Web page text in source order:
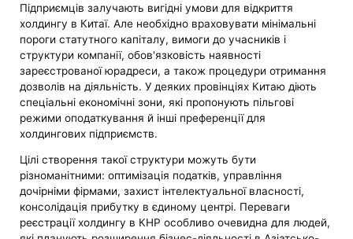
Підприємців залучають вигідні умови для відкриття
холдингу в Китаї. Але необхідно враховувати мінімальні
пороги статутного капіталу, вимоги до учасників і
структури компанії, обов'язковість наявності
зареєстрованої юрадреси, а також процедури отримання
дозволів на діяльність. У деяких провінціях Китаю діють
спеціальні економічні зони, які пропонують пільгові
режими оподаткування й інші преференції для
холдингових підприємств.
Цілі створення такої структури можуть бути
різноманітними: оптимізація податків, управління
дочірніми фірмами, захист інтелектуальної власності,
консолідація прибутку в єдиному центрі. Переваги
реєстрації холдингу в КНР особливо очевидна для людей,